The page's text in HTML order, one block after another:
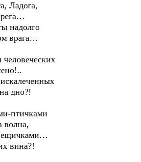
Ладога,
надолго
врага…
дно?!
птичками
волна,
вина?!